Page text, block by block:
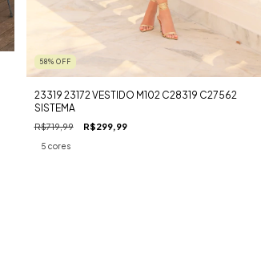
58% OFF
23319 23172 VESTIDO M102 C28319 C27562
SISTEMA
R$719,99 R$299,99
5 cores